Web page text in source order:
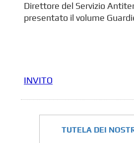
Direttore del Servizio
presentato il volume
INVITO
TUTELA DEI